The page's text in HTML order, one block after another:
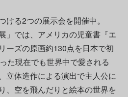
ける2つの展示会を開催中。
」では、アメリカの児童書『エ
ーズの原画約130点を日本で初
た現在でも世界中で愛される
立体造作による演出で主人公に
、空を飛んだりと絵本の世界を